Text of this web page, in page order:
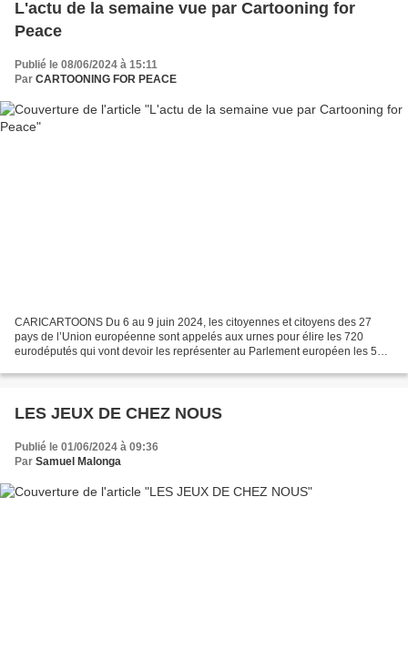
L'actu de la semaine vue par Cartooning for
Peace
Publié le 08/06/2024 à 15:11
Par CARTOONING FOR PEACE
CARICARTOONS Du 6 au 9 juin 2024, les citoyennes et citoyens des 27
pays de l’Union européenne sont appelés aux urnes pour élire les 720
eurodéputés qui vont devoir les représenter au Parlement européen les 5
LES JEUX DE CHEZ NOUS
Publié le 01/06/2024 à 09:36
Par Samuel Malonga